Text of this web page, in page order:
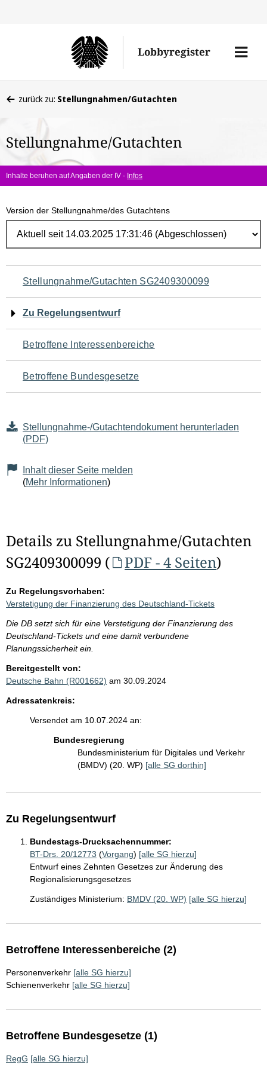
Lobbyregister
Menü
befinden
hier:
zurück zu: Stellungnahmen/Gutachten
Stellungnahme/Gutachten
Inhalte beruhen auf Angaben der IV - Infos
Version der Stellungnahme/des Gutachtens
Navigation
für
den
Seiteninhalt
Stellungnahme/Gutachten SG2409300099
Zu Regelungsentwurf
Betroffene Interessenbereiche
Betroffene Bundesgesetze
Stellungnahme-/Gutachtendokument herunterladen
(PDF)
Inhalt dieser Seite melden
(Mehr Informationen)
Details zu Stellungnahme/Gutachten
SG2409300099 (
PDF - 4 Seiten)
Zu Regelungsvorhaben:
Verstetigung der Finanzierung des Deutschland-Tickets
Die DB setzt sich für eine Verstetigung der Finanzierung des
Deutschland-Tickets und eine damit verbundene
Planungssicherheit ein.
Bereitgestellt von:
Deutsche Bahn (R001662) am 30.09.2024
Adressatenkreis:
Versendet am 10.07.2024 an:
Bundesregierung
Bundesministerium für Digitales und Verkehr
(BMDV) (20. WP) [alle SG dorthin]
Zu Regelungsentwurf
Bundestags-Drucksachennummer:
BT-Drs. 20/12773 (Vorgang) [alle SG hierzu]
Entwurf eines Zehnten Gesetzes zur Änderung des
Regionalisierungsgesetzes
Zuständiges Ministerium: BMDV (20. WP) [alle SG hierzu]
Betroffene Interessenbereiche (2)
Personenverkehr [alle SG hierzu]
Schienenverkehr [alle SG hierzu]
Betroffene Bundesgesetze (1)
RegG [alle SG hierzu]